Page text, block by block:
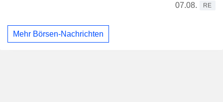
07.08.
RE
Mehr Börsen-Nachrichten